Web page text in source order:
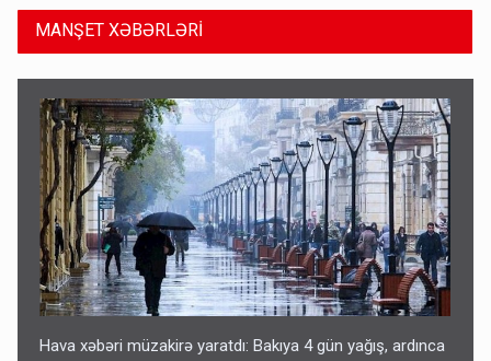
MANŞET XƏBƏRLƏRİ
Hava xəbəri müzakirə yaratdı: Bakıya 4 gün yağış, ardınca